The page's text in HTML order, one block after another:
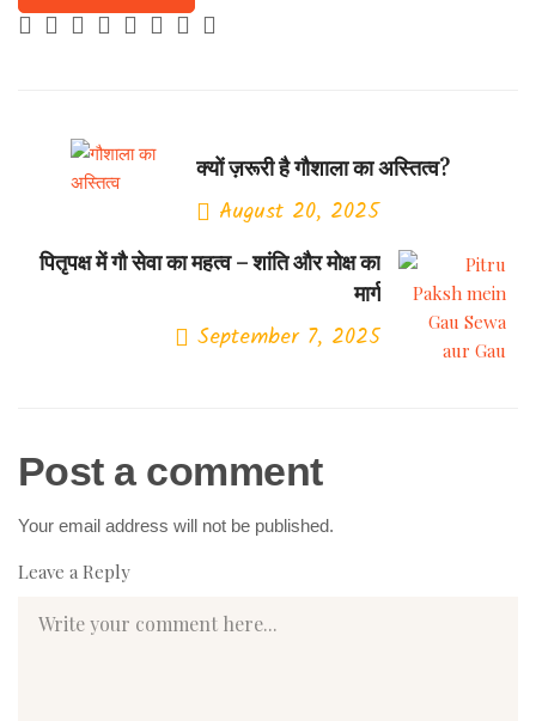
क्यों ज़रूरी है गौशाला का अस्तित्व?
August 20, 2025
Previous Post
पितृपक्ष में गौ सेवा का महत्व – शांति और मोक्ष का
मार्ग
September 7, 2025
Post a comment
Your email address will not be published.
Leave a Reply